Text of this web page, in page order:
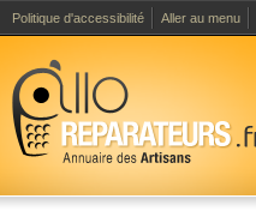
Politique d'accessibilité Aller au menu